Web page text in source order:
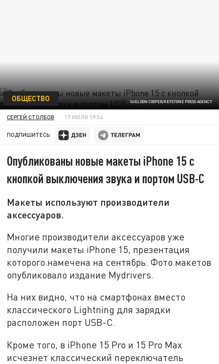
SHELDON COOPER/KEYSTONE PRESS AGENCY
ОБЩЕСТВО
СЕРГЕЙ СТОЛБОВ 17 ИЮЛЯ 19:54
ПОДПИШИТЕСЬ:
Опубликованы новые макеты iPhone 15 с
кнопкой выключения звука и портом USB-C
Макеты используют производители
аксессуаров.
Многие производители аксессуаров уже
получили макеты iPhone 15, презентация
которого намечена на сентябрь. Фото макетов
опубликовало издание Mydrivers.
На них видно, что на смартфонах вместо
классического Lightning для зарядки
расположен порт USB-C.
Кроме того, в iPhone 15 Pro и 15 Pro Max
исчезнет классический переключатель